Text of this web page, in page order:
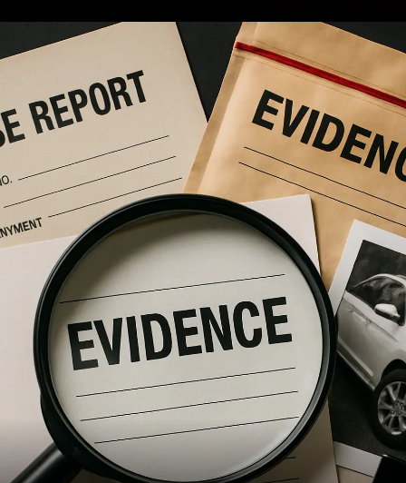
Opening https://ademilsoncs.adv.br/